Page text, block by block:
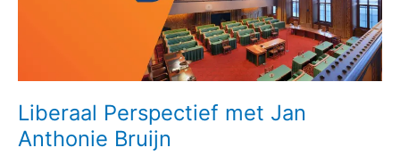
Liberaal Perspectief met Jan
Anthonie Bruijn